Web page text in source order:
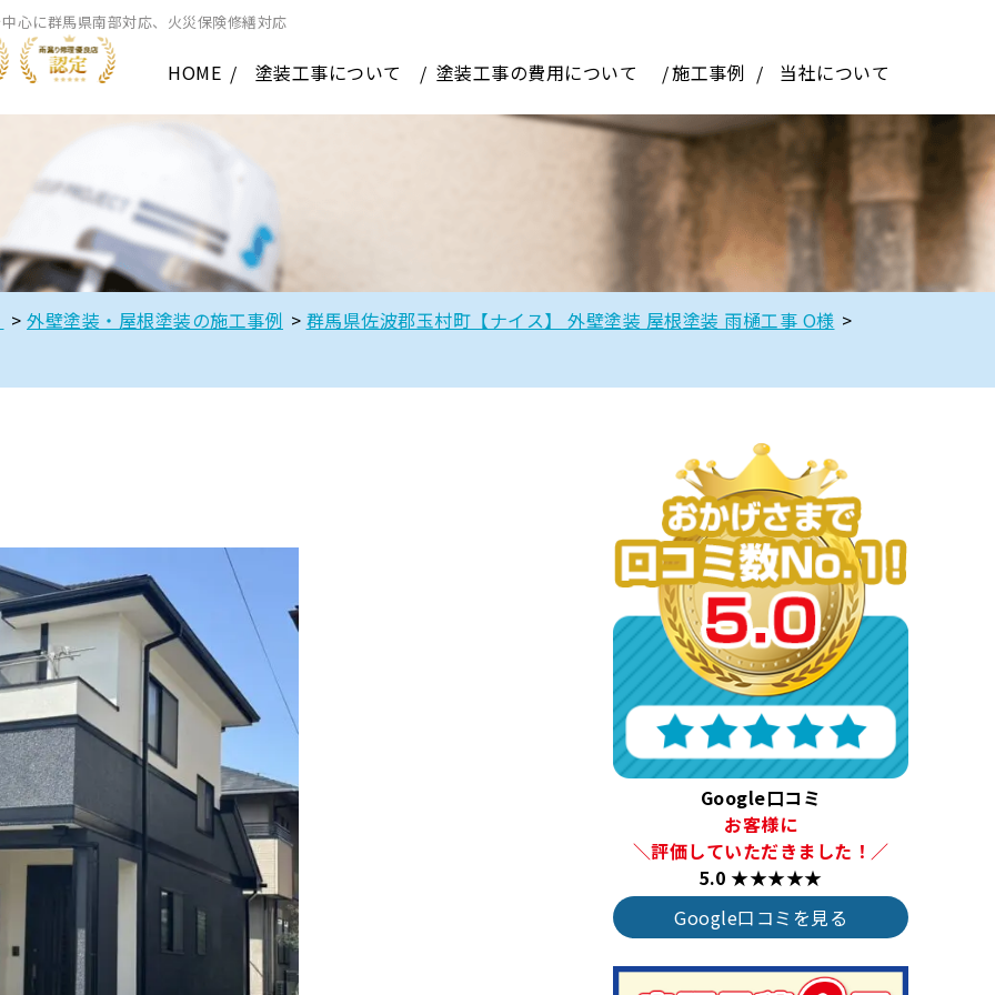
心に群馬県南部対応、火災保険修繕対応
HOME 塗装工事について 塗装工事の費用について 施工事例 当社について
> 外壁塗装・屋根塗装の施工事例 > 群馬県佐波郡玉村町【ナイス】 外壁塗装 屋根塗装 雨樋工事 O様 >
Google口コミ
お客様に
＼評価していただきました！／
5.0 ★★★★★
Google口コミを見る